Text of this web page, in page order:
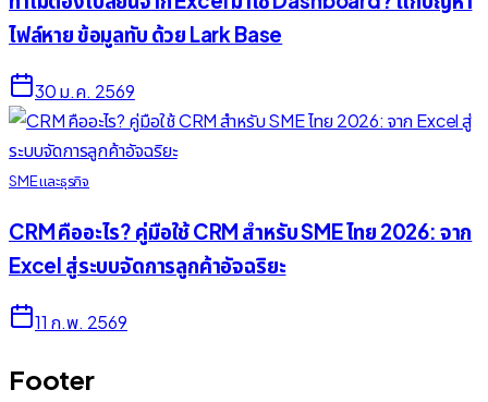
ไฟล์หาย ข้อมูลทับ ด้วย Lark Base
30 ม.ค. 2569
SME และธุรกิจ
CRM คืออะไร? คู่มือใช้ CRM สำหรับ SME ไทย 2026: จาก
Excel สู่ระบบจัดการลูกค้าอัจฉริยะ
11 ก.พ. 2569
Footer